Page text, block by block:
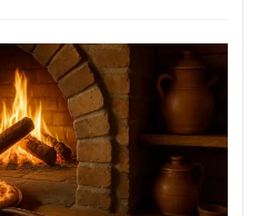
Encontrar
um
Bom
Lugar
para
Comer?
Este